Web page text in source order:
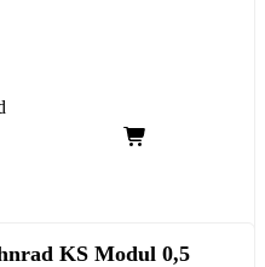
KS Modul 0,5